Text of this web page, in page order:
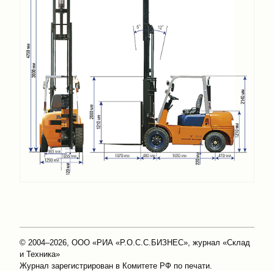
© 2004–2026, ООО «РИА «Р.О.С.С.БИЗНЕС», журнал «Склад
и Техника»
Журнал зарегистрирован в Комитете РФ по печати.